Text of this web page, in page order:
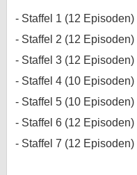
Staffel 1 (12 Episoden)
Staffel 2 (12 Episoden)
Staffel 3 (12 Episoden)
Staffel 4 (10 Episoden)
Staffel 5 (10 Episoden)
Staffel 6 (12 Episoden)
Staffel 7 (12 Episoden)